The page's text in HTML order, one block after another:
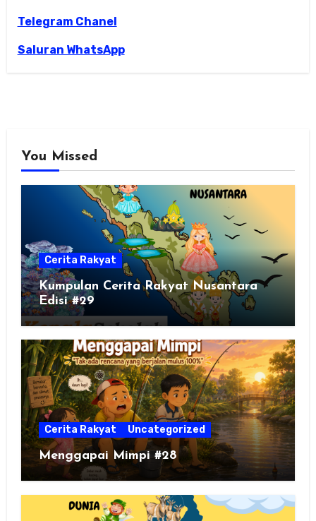
Telegram Chanel
Saluran WhatsApp
You Missed
Cerita Rakyat
Kumpulan Cerita Rakyat Nusantara
Edisi #29
Cerita Rakyat Uncategorized
Menggapai Mimpi #28